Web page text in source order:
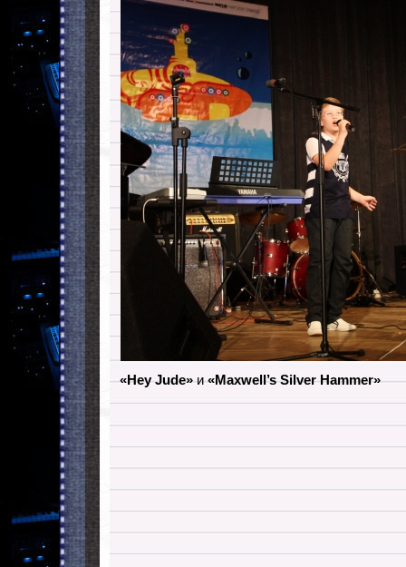
«Hey Jude»и«Maxwell’s Silver Hammer»